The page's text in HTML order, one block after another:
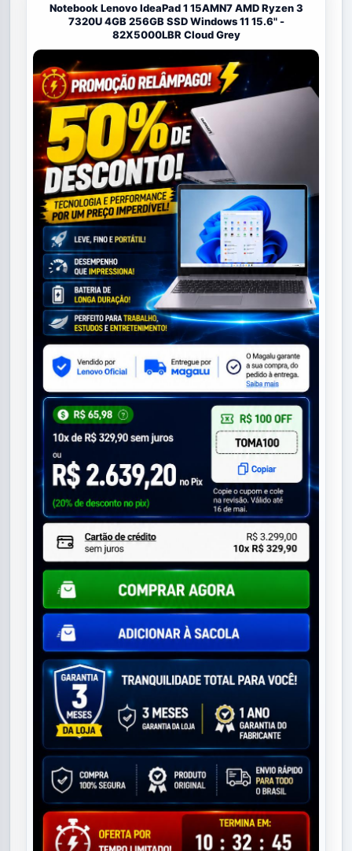
Notebook Lenovo IdeaPad 1 15AMN7 AMD Ryzen 3
7320U 4GB 256GB SSD Windows 11 15.6" -
82X5000LBR Cloud Grey